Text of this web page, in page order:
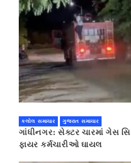
કલોલ સમાચાર ગુજરાત સમાચાર
ગાંધીનગર: સેક્ટર ચારમાં ગેસ
ફાયર કર્મચારીઓ ઘાયલ